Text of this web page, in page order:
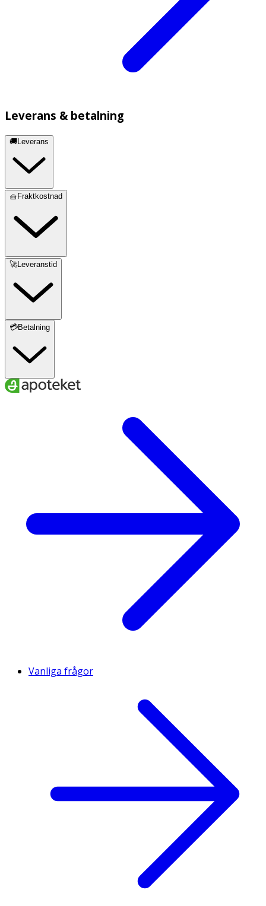
Leverans & betalning
🚚Leverans
🧺Fraktkostnad
🚀Leveranstid
💳Betalning
Vanliga frågor